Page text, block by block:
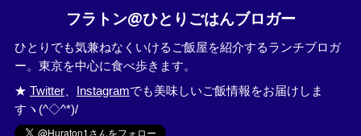
フラトン@ひとりごはんブロガー
ひとりでも気兼ねなくいけるご飯屋を紹介するランチブロガ
ー。東京を中心に食べ歩きます。
★ Twitter、 Instagramでも美味しいご飯情報をお届けしま
すヽ(^◇^*)/